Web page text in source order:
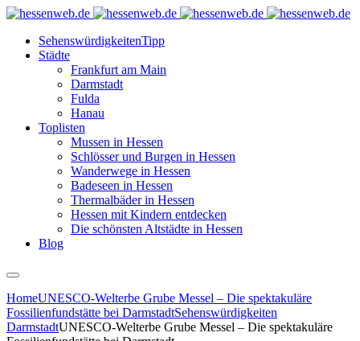
SehenswürdigkeitenTipp
Städte
Frankfurt am Main
Darmstadt
Fulda
Hanau
Toplisten
Mussen in Hessen
Schlösser und Burgen in Hessen
Wanderwege in Hessen
Badeseen in Hessen
Thermalbäder in Hessen
Hessen mit Kindern entdecken
Die schönsten Altstädte in Hessen
Blog
HomeUNESCO-Welterbe Grube Messel – Die spektakuläre
Fossilienfundstätte bei DarmstadtSehenswürdigkeiten
DarmstadtUNESCO-Welterbe Grube Messel – Die spektakuläre